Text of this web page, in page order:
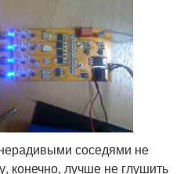
соседями не
конечно, лучше не глушить